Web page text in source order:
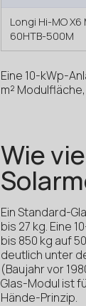
Longi Hi-MO X6
60HTB-500M
Eine 10-kWp-
m²
Wie
Ein Standard-
bis 27 kg. Eine
bis 850 kg auf
deutlich unter
(Baujahr vor
Glas-Modul ist
Hände-Prinzip.